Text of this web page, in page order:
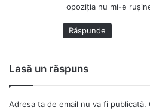
opoziția nu mi-e
Răspunde
Lasă un răspuns
Adresa ta de email nu va fi publicată.